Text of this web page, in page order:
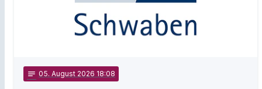
notes 05. August 2026 18:08